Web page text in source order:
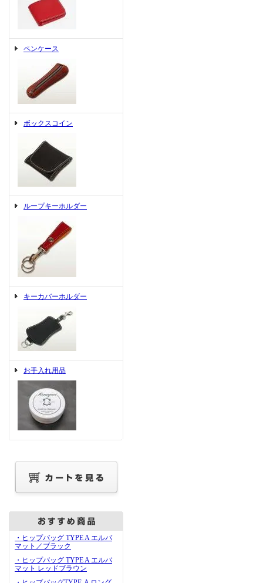
ペンケース
ボックスコイン
ループキーホルダー
キーカバーホルダー
お手入れ用品
・ヒップバッグ TYPE A エルバ
マット／ブラック
・ヒップバッグ TYPE A エルバ
マット レッドブラウン